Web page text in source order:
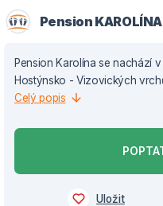
Pension KAROLÍNA
Pension Karolína se nachází
Hostýnsko - Vizovických
Celý popis
Uložit